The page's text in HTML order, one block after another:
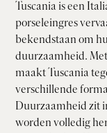
Tuscania is een
porseleingres
bekendstaan om
duurzaamheid.
maakt Tuscania
verschillende
Duurzaamheid zit
worden volledig